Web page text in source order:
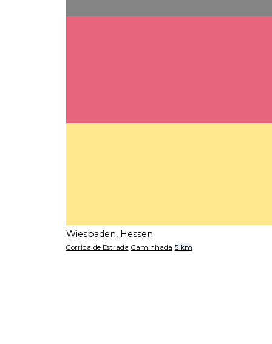
Wiesbaden, Hessen
Corrida de Estrada Caminhada 5 km